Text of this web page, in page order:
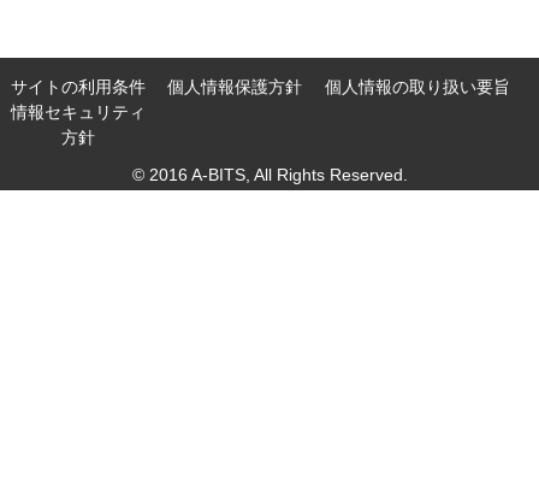
サイトの利用条件 個人情報保護方針
個人情報の取り扱い要旨
情報セキュリティ
方針
© 2016 A-BITS, All Rights Reserved.